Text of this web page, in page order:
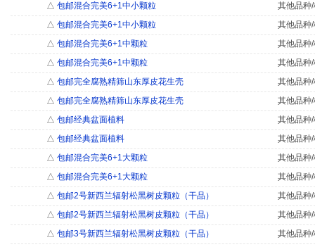
△ 包邮混合完美6+1中小颗粒
其他品种
△ 包邮混合完美6+1中小颗粒
其他品种
△ 包邮混合完美6+1中颗粒
其他品种
△ 包邮混合完美6+1中颗粒
其他品种
△ 包邮完全腐熟精筛山东厚皮花生壳
其他品种
△ 包邮完全腐熟精筛山东厚皮花生壳
其他品种
△ 包邮经典盆面植料
其他品种
△ 包邮经典盆面植料
其他品种
△ 包邮混合完美6+1大颗粒
其他品种
△ 包邮混合完美6+1大颗粒
其他品种
△ 包邮2号新西兰辐射松黑树皮颗粒（干品）
其他品种
△ 包邮2号新西兰辐射松黑树皮颗粒（干品）
其他品种
△ 包邮3号新西兰辐射松黑树皮颗粒（干品）
其他品种